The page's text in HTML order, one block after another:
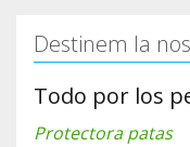
Destinem la
Todo por los
Protectora patas